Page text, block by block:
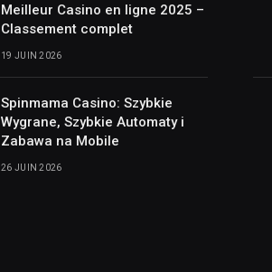
Meilleur Casino en ligne 2025 –
Classement complet
19 JUIN 2026
Spinmama Casino: Szybkie
Wygrane, Szybkie Automaty i
Zabawa na Mobile
26 JUIN 2026